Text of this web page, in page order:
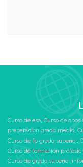
Curso de eso, Curso de
preparacion grado medio,
Curso de fp grado superior,
Curso de formación
Curso de grado superior